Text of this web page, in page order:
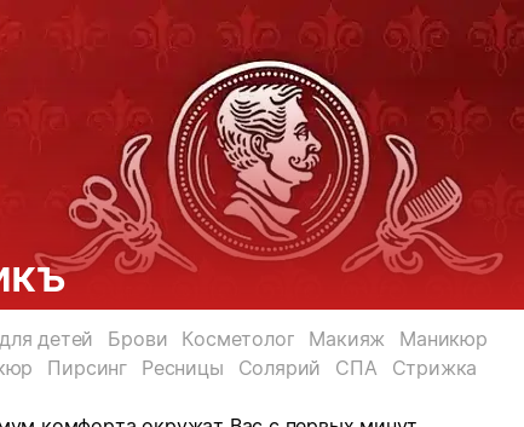
детей Брови Косметолог Макияж
Маникюр
Пирсинг Ресницы Солярий СПА
Стрижка